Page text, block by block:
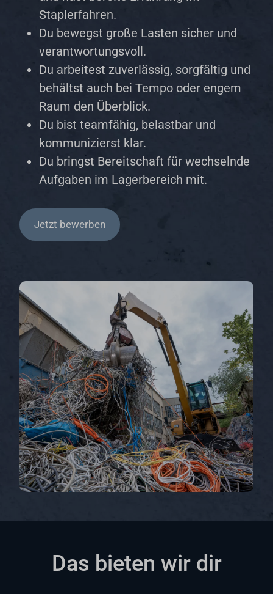
Staplerfahren.
Du bewegst große Lasten sicher und
verantwortungsvoll.
Du arbeitest zuverlässig, sorgfältig und
behältst auch bei Tempo oder engem
Raum den Überblick.
Du bist teamfähig, belastbar und
kommunizierst klar.
Du bringst Bereitschaft für wechselnde
Aufgaben im Lagerbereich mit.
Jetzt bewerben
Das bieten wir dir